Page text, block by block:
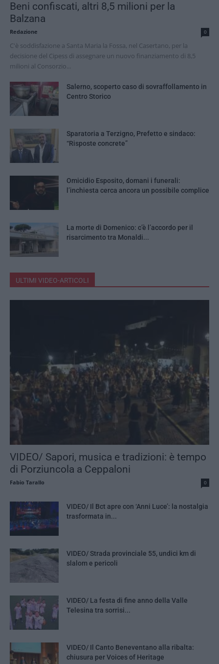
Beni confiscati, altri 8,5 milioni per la
Balzana
Redazione 0
C'è soddisfazione a Santa Maria la Fossa, nel Casertano, per la
decisione del Cipess di assegnare un nuovo finanziamento di 8,5
milioni al Consorzio...
Salerno, scoperto caso di sovraffollamento in
Centro Storico
Sparatoria a Terzigno, Prefetto e sindaco:
“Risposte concrete”
Omicidio Esposito, domani i funerali:
l’inchiesta cerca ancora un possibile complice
La morte di Domenico: c’è l’accordo per il
risarcimento tra Monaldi...
ULTIMI VIDEO-ARTICOLI
VIDEO/ Sapori, musica e tradizioni: è tempo
di Porziuncola a Ceppaloni
Fabio Tarallo 0
VIDEO/ Il Bct apre con ‘Anni Luce’: la nostalgia
trasformata in...
VIDEO/ Strada provinciale 55, undici km di
slalom e pericoli
VIDEO/ La festa di fine anno della Valle
Telesina tra sorrisi...
VIDEO/ Il Canto Beneventano alla ribalta:
chiusura per Voices of Heritage